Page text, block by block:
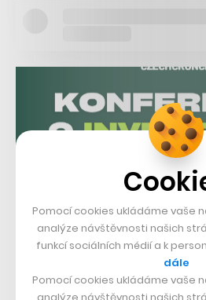
Pomocí cookies ukládáme vaše
analýze návštěvnosti našich
funkcí sociálních médií a k
dále
Pomocí cookies ukládáme vaše